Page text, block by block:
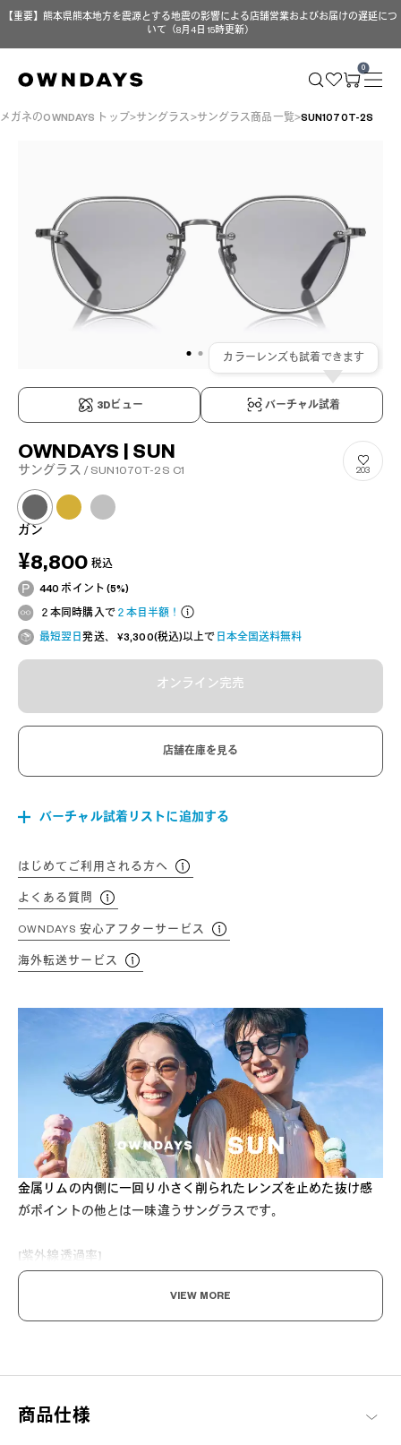
【重要】熊本県熊本地方を震源とする地震の影響による店舗営業およびお届けの遅延につ
いて（8月4日 15時更新）
0
メガネのOWNDAYS トップ サングラス サングラス商品一覧 SUN1070T-2S
3Dビュー バーチャル試着
カラーレンズも試着できます
OWNDAYS | SUN
サングラス / SUN1070T-2S C1 203
ガン
¥8,800 税込
440 ポイント (5%)
２本同時購入で２本目半額！
最短翌日発送、 ¥3,300(税込)以上で 日本全国送料無料
オンライン完売
店舗在庫を見る
バーチャル試着リストに追加する
はじめてご利用される方へ
よくある質問
OWNDAYS 安心アフターサービス
海外転送サービス
金属リムの内側に一回り小さく削られたレンズを止めた抜け感
がポイントの他とは一味違うサングラスです。
[紫外線透過率]
1.0%以下
[可視光線透過率]
VIEW MORE
商品仕様